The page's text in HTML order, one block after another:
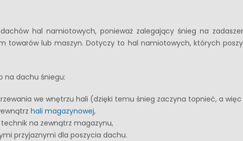
hal namiotowych, ponieważ zalegający śnieg na
towarów lub maszyn. Dotyczy to hal namiotowych, których
na dachu śniegu:
we wnętrzu hali (dzięki temu śnieg zaczyna topnieć, a
hali magazynowej,
na zewnątrz magazynu,
przyjaznymi dla poszycia dachu.